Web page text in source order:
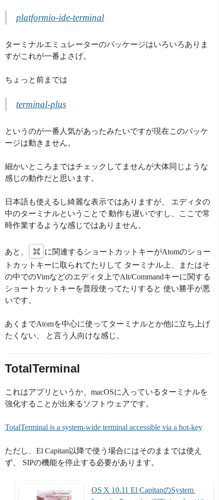
platformio-ide-terminal
ターミナルエミュレーターのパッケージはいろいろありま
すがこれが一番よさげ。
ちょっと前までは
terminal-plus
というのが一番人気があったみたいですが現在このパッケ
ージは動きません。
細かいところまではチェックしてませんが大体同じような
感じの動作だと思います。
日本語も使えるし綺麗な表示ではありますが、 エディタの
中のターミナルということで 動作も遅いですし、ここで常
時作業するような感じではありません。
あと、 ⌘ に関連するショートカットキーがAtomのショー
トカットキーに取られてたりして ターミナル上、またはそ
の中でのVimなどのエディタ上でAlt/Commandキーに関する
ショートカットキーを普段使ってたりすると 使い勝手が悪
いです。
あくまでAtomを中心に使ってターミナルとか他に立ち上げ
たくない、 と言う人向けな感じ。
TotalTerminal
これはアプリというか、macOSに入っているターミナルを
強化することが出来るソフトウェアです。
TotalTerminal is a system-wide terminal accessible via a hot-key
ただし、El Capitan以降で使う場合にはそのままでは使え
ず、 SIPの機能を停止する必要があります。
OS X 10.11 El CapitanのSystem